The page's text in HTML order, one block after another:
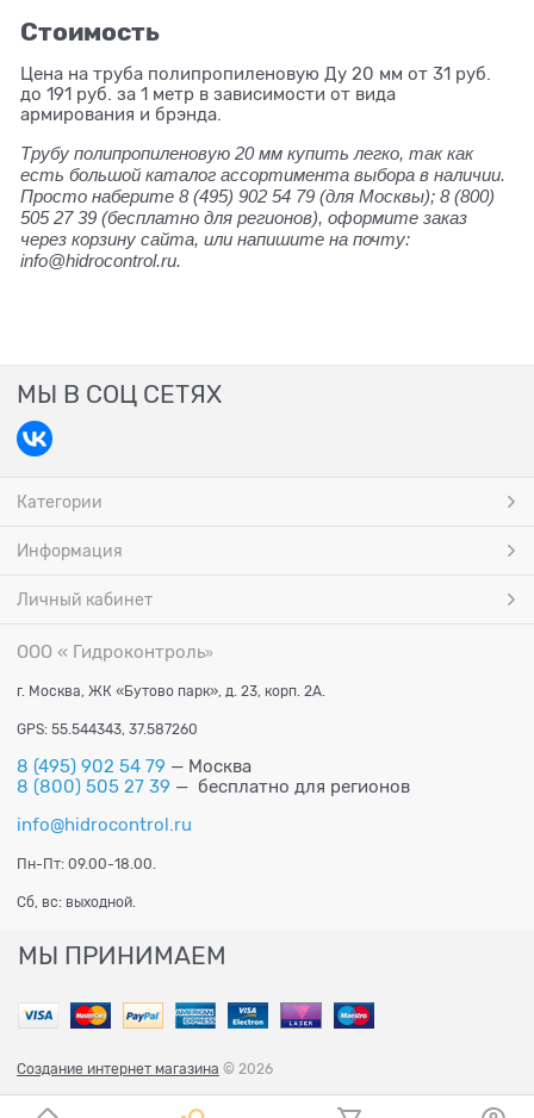
Стоимость
Цена на труба полипропиленовую Ду 20 мм от 31 руб.
до 191 руб. за 1 метр в зависимости от вида
армирования и брэнда.
Трубу полипропиленовую 20 мм купить легко, так как
есть большой каталог ассортимента выбора в наличии.
Просто наберите 8 (495) 902 54 79 (для Москвы); 8 (800)
505 27 39 (бесплатно для регионов), оформите заказ
через корзину сайта, или напишите на почту:
info@hidrocontrol.ru.
МЫ В СОЦ СЕТЯХ
Категории
Информация
Личный кабинет
ООО « Гидроконтроль»
г. Москва, ЖК «Бутово парк», д. 23, корп. 2А.
GPS: 55.544343, 37.587260
8 (495) 902 54 79 — Москва
8 (800) 505 27 39 — бесплатно для регионов
info@hidrocontrol.ru
Пн-Пт: 09.00-18.00.
Сб, вс: выходной.
МЫ ПРИНИМАЕМ
Создание интернет магазина © 2026